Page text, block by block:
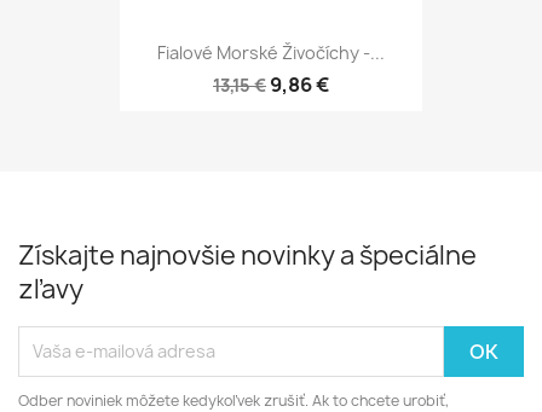
Fialové Morské Živočíchy -...
13,15 € 9,86 €
Získajte najnovšie novinky a špeciálne
zľavy
Odber noviniek môžete kedykoľvek zrušiť. Ak to chcete urobiť,